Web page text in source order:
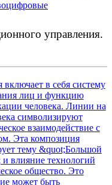
цифровые
управления.